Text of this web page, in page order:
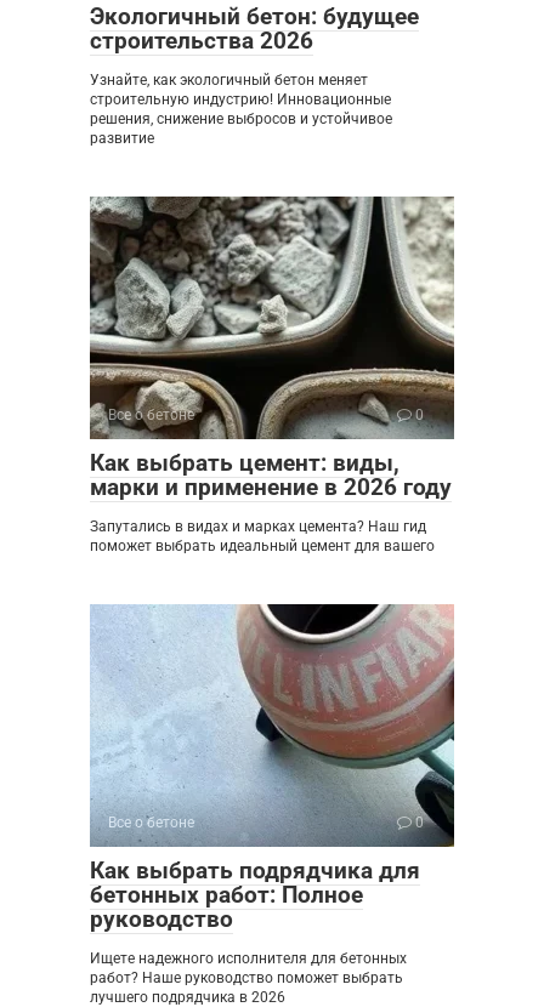
Экологичный бетон: будущее
строительства 2026
Узнайте, как экологичный бетон меняет
строительную индустрию! Инновационные
решения, снижение выбросов и устойчивое
развитие
Все о бетоне 0
Как выбрать цемент: виды,
марки и применение в 2026 году
Запутались в видах и марках цемента? Наш гид
поможет выбрать идеальный цемент для вашего
Все о бетоне 0
Как выбрать подрядчика для
бетонных работ: Полное
руководство
Ищете надежного исполнителя для бетонных
работ? Наше руководство поможет выбрать
лучшего подрядчика в 2026